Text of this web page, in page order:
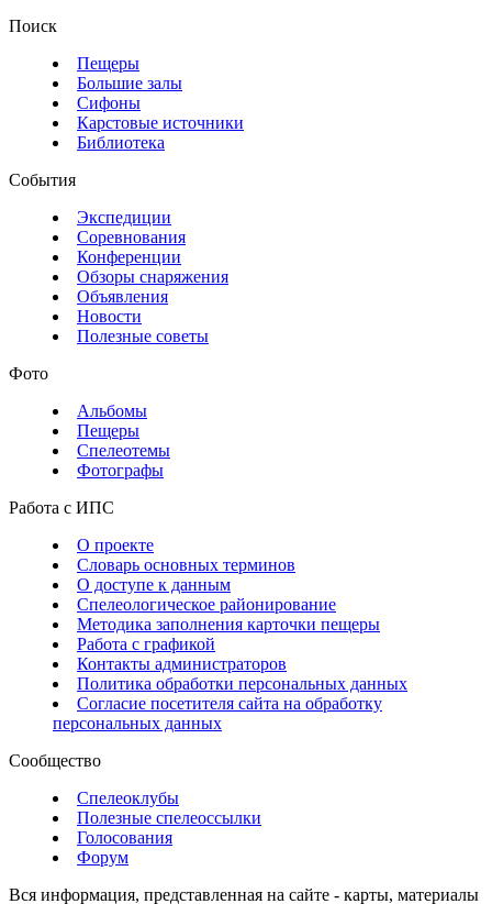
Поиск
Пещеры
Большие залы
Сифоны
Карстовые источники
Библиотека
События
Экспедиции
Соревнования
Конференции
Обзоры снаряжения
Объявления
Новости
Полезные советы
Фото
Альбомы
Пещеры
Спелеотемы
Фотографы
Работа с ИПС
О проекте
Словарь основных терминов
О доступе к данным
Спелеологическое районирование
Методика заполнения карточки пещеры
Работа с графикой
Контакты администраторов
Политика обработки персональных данных
Согласие посетителя сайта на обработку
персональных данных
Сообщество
Спелеоклубы
Полезные спелеоссылки
Голосования
Форум
Вся информация, представленная на сайте - карты, материалы